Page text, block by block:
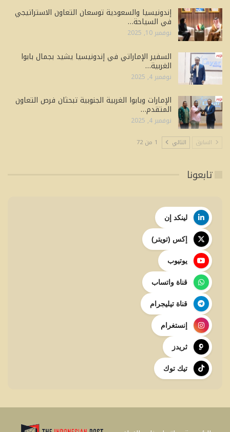
إندونيسيا والسعودية توسعان التعاون الاستراتيجي
في السياحة…
نوفمبر 10, 2025
السفير الإماراتي في إندونيسيا يشيد بجمال بابوا
الغربية…
نوفمبر 4, 2025
الإمارات وبابوا الغربية الجنوبية تبحثان فرص التعاون
المتقدم…
نوفمبر 4, 2025
السابق التالي 1 من 72
تابعونا
لينكد إن
إكس (تويتر)
يوتيوب
قناة واتساب
قناة تيليجرام
إنستغرام
ثريدز
تيك توك